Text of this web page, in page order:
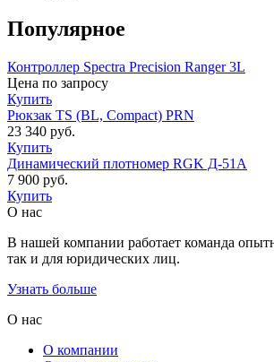
Популярное
Контроллер Spectra Precision Ranger 3L
Цена по запросу
Купить
Рюкзак TS (BL, Compact) PRN
23 340 руб.
Купить
Динамический плотномер RGK Д-51А
7 900 руб.
Купить
О нас
В нашей компании работает команда
так и для юридических лиц.
Узнать больше
О нас
О компании